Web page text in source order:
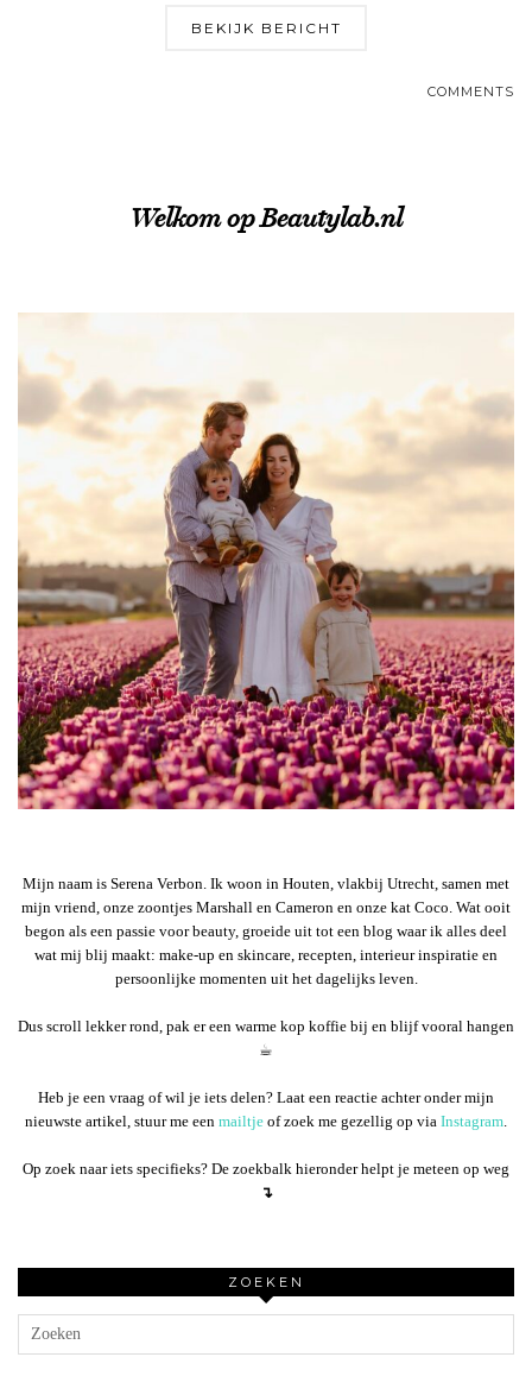
BEKIJK BERICHT
COMMENTS
Welkom op Beautylab.nl
Mijn naam is Serena Verbon. Ik woon in Houten, vlakbij Utrecht, samen met
mijn vriend, onze zoontjes Marshall en Cameron en onze kat Coco. Wat ooit
begon als een passie voor beauty, groeide uit tot een blog waar ik alles deel
wat mij blij maakt: make-up en skincare, recepten, interieur inspiratie en
persoonlijke momenten uit het dagelijks leven.
Dus scroll lekker rond, pak er een warme kop koffie bij en blijf vooral hangen
☕︎
Heb je een vraag of wil je iets delen? Laat een reactie achter onder mijn
nieuwste artikel, stuur me een mailtje of zoek me gezellig op via Instagram
Op zoek naar iets specifieks? De zoekbalk hieronder helpt je meteen op weg
↴
ZOEKEN